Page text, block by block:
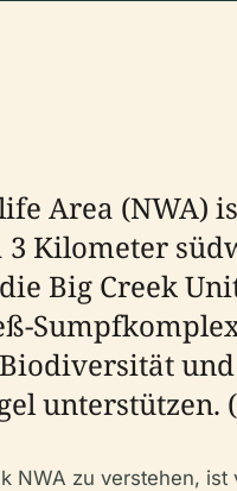
Area (NWA)
3 Kilometer
Big Creek
unterstützen. (
NWA zu verstehen,